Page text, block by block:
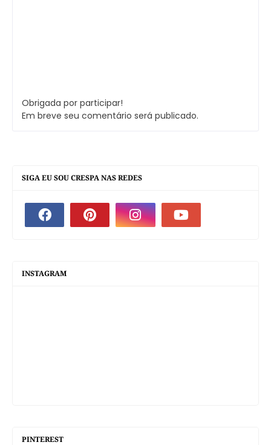
Obrigada por participar!
Em breve seu comentário será publicado.
SIGA EU SOU CRESPA NAS REDES
INSTAGRAM
PINTEREST